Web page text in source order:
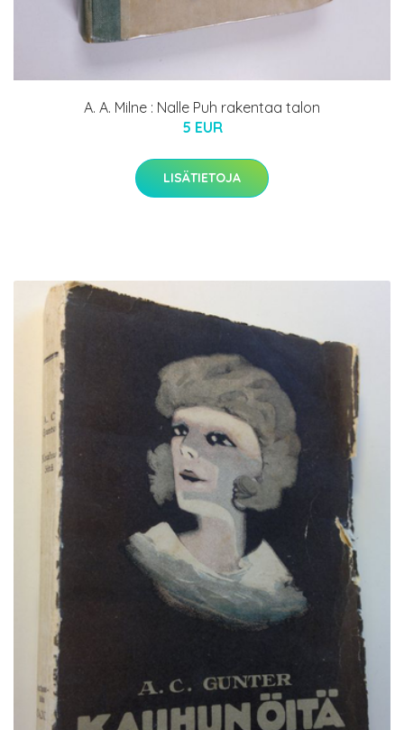
A. A. Milne : Nalle Puh rakentaa talon
5 EUR
LISÄTIETOJA